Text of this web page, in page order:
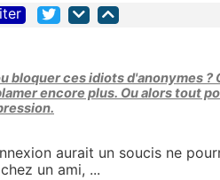
bloquer ces idiots d'anonymes ?
encore plus. Ou alors tout
aurait un soucis ne
un ami, ...